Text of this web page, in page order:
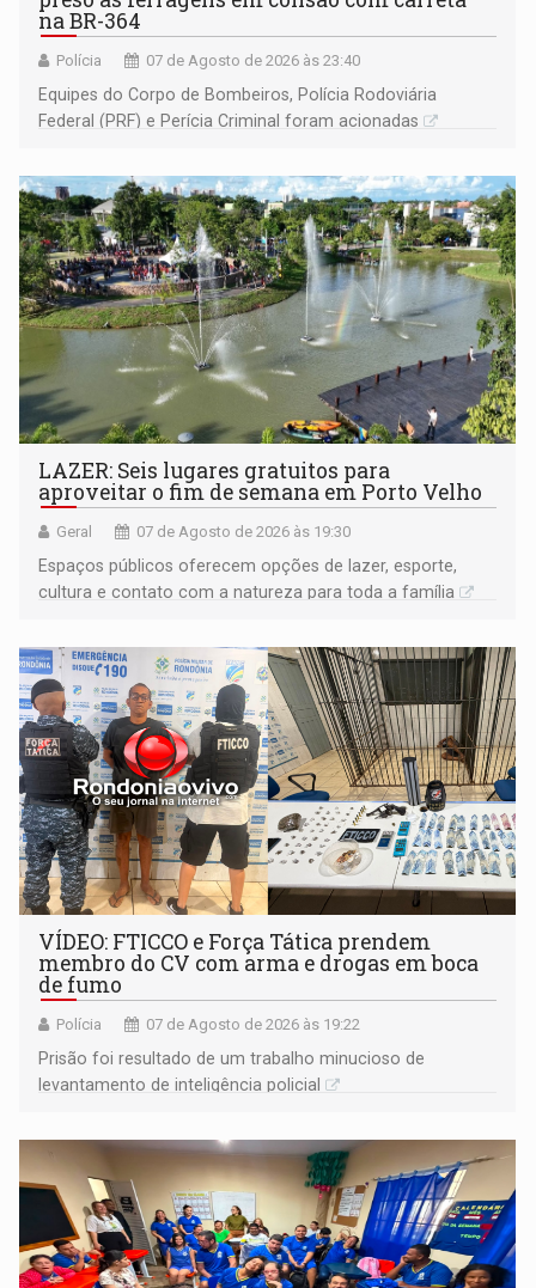
na BR-364
Polícia 07 de Agosto de 2026 às 23:40
Equipes do Corpo de Bombeiros, Polícia Rodoviária
Federal (PRF) e Perícia Criminal foram acionadas
LAZER: Seis lugares gratuitos para
aproveitar o fim de semana em Porto Velho
Geral 07 de Agosto de 2026 às 19:30
Espaços públicos oferecem opções de lazer, esporte,
cultura e contato com a natureza para toda a família
VÍDEO: FTICCO e Força Tática prendem
membro do CV com arma e drogas em boca
de fumo
Polícia 07 de Agosto de 2026 às 19:22
Prisão foi resultado de um trabalho minucioso de
levantamento de inteligência policial